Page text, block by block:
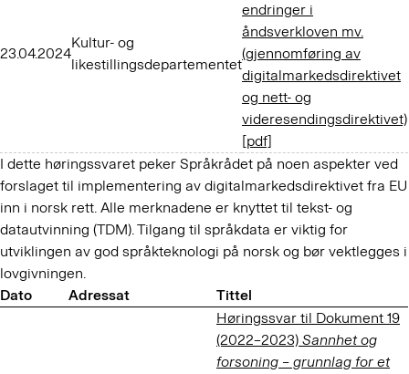
23.04.2024
Kultur- og
likestillingsdepartementet
endringer i
åndsverkloven mv.
(gjennomføring av
digitalmarkedsdirektivet
og nett- og
videresendingsdirektivet)
[pdf]
I dette høringssvaret peker Språkrådet på noen aspekter ved
forslaget til implementering av digitalmarkedsdirektivet fra EU
inn i norsk rett. Alle merknadene er knyttet til tekst- og
datautvinning (TDM). Tilgang til språkdata er viktig for
utviklingen av god språkteknologi på norsk og bør vektlegges i
lovgivningen.
Dato
Adressat Tittel
Høringssvar til Dokument 19
(2022–2023) Sannhet og
forsoning – grunnlag for et